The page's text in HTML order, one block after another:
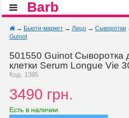
Barb
→ Бьюти-маркет → Лицо → Сыворотки
Guinot
501550 Guinot Сыворотка
клетки Serum Longue Vie
Код: 1395
3490 грн.
Есть в наличии